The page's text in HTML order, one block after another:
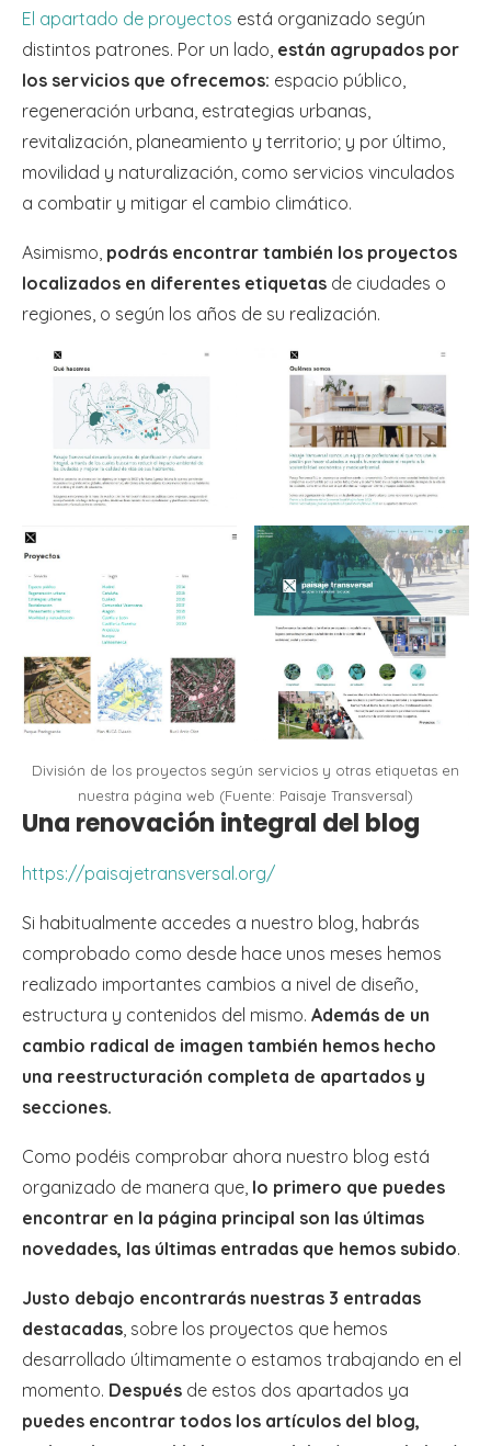
El apartado de proyectos está organizado según
distintos patrones. Por un lado, están agrupados por
los servicios que ofrecemos: espacio público,
regeneración urbana, estrategias urbanas,
revitalización, planeamiento y territorio; y por último,
movilidad y naturalización, como servicios vinculados
a combatir y mitigar el cambio climático.
Asimismo, podrás encontrar también los proyectos
localizados en diferentes etiquetas de ciudades o
regiones, o según los años de su realización.
División de los proyectos según servicios y otras etiquetas en
nuestra página web (Fuente: Paisaje Transversal)
Una renovación integral del blog
https://paisajetransversal.org/
Si habitualmente accedes a nuestro blog, habrás
comprobado como desde hace unos meses hemos
realizado importantes cambios a nivel de diseño,
estructura y contenidos del mismo. Además de un
cambio radical de imagen también hemos hecho
una reestructuración completa de apartados y
secciones.
Como podéis comprobar ahora nuestro blog está
organizado de manera que, lo primero que puedes
encontrar en la página principal son las últimas
novedades, las últimas entradas que hemos subido.
Justo debajo encontrarás nuestras 3 entradas
destacadas , sobre los proyectos que hemos
desarrollado últimamente o estamos trabajando en el
momento. Después de estos dos apartados ya
puedes encontrar todos los artículos del blog,